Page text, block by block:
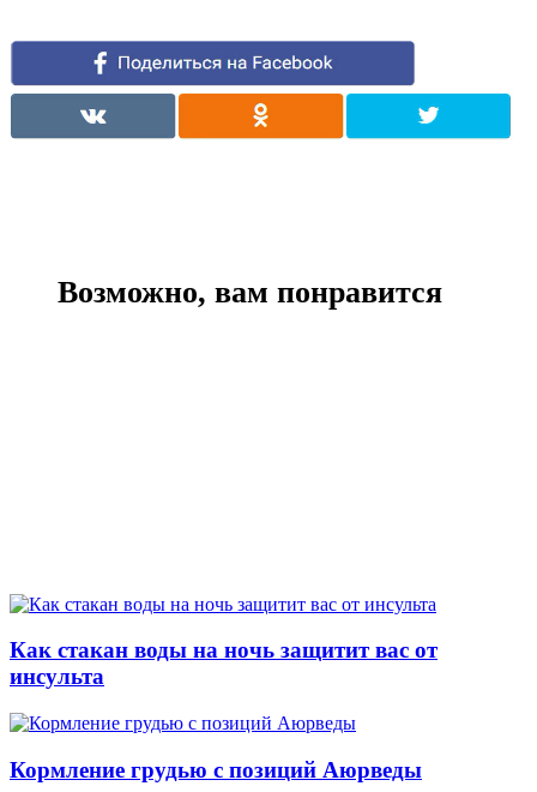
Возможно, вам понравится
Как стакан воды на ночь защитит вас от
инсульта
Кормление грудью с позиций Аюрведы